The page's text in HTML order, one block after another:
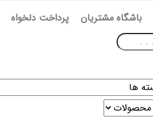
باشگاه مشتریان پرداخت دلخواه